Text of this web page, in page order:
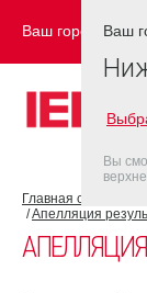
Ваш город:
Главная страница
Апелляция
АПЕЛЛЯЦИЯ
Ваш
Вы